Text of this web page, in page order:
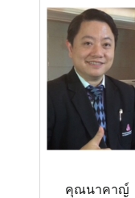
คุณนาคาญ์